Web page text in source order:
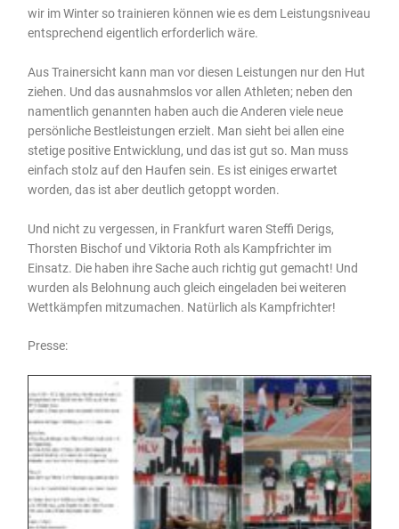
wir im Winter so trainieren können wie es dem Leistungsniveau
entsprechend eigentlich erforderlich wäre.
Aus Trainersicht kann man vor diesen Leistungen nur den Hut
ziehen. Und das ausnahmslos vor allen Athleten; neben den
namentlich genannten haben auch die Anderen viele neue
persönliche Bestleistungen erzielt. Man sieht bei allen eine
stetige positive Entwicklung, und das ist gut so. Man muss
einfach stolz auf den Haufen sein. Es ist einiges erwartet
worden, das ist aber deutlich getoppt worden.
Und nicht zu vergessen, in Frankfurt waren Steffi Derigs,
Thorsten Bischof und Viktoria Roth als Kampfrichter im
Einsatz. Die haben ihre Sache auch richtig gut gemacht! Und
wurden als Belohnung auch gleich eingeladen bei weiteren
Wettkämpfen mitzumachen. Natürlich als Kampfrichter!
Presse: